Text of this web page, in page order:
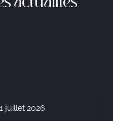
juillet 2026